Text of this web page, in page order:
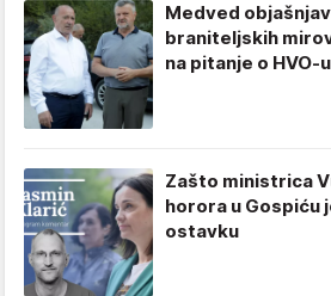
Medved
braniteljskih
na pitanje o HVO-u
Zašto ministrica
horora u Gospiću
ostavku